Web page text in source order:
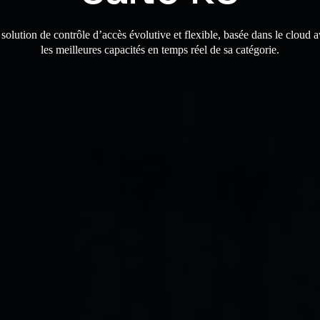
de contrôle d’accès évolutive et flexible, basée dans le cloud
les meilleures capacités en temps réel de sa catégorie.